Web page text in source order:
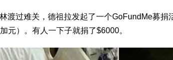
渡过难关，德祖拉发起了一个GoFundMe募捐
元）。有人一下子就捐了$6000。